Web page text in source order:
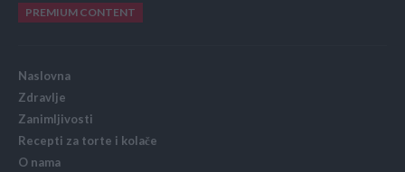
PREMIUM CONTENT
Naslovna
Zdravlje
Zanimljivosti
Recepti za torte i kolače
O nama